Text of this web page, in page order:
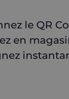
le QR
en